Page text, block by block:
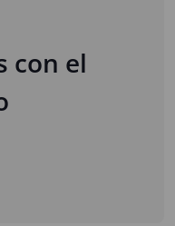
con el